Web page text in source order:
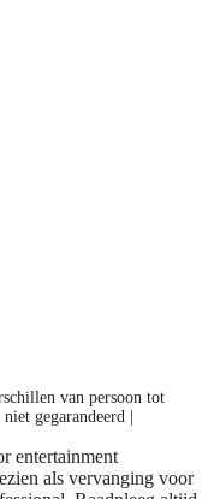
van persoon tot
gegarandeerd |
entertainment
als vervanging voor